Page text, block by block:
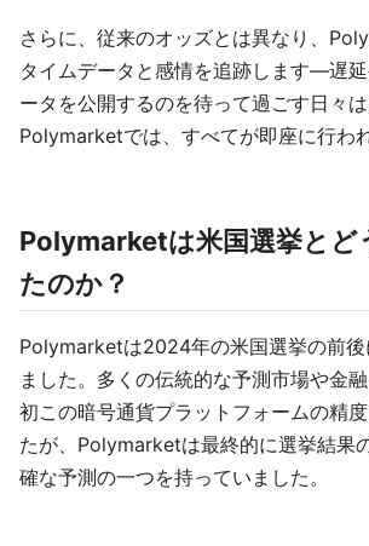
さらに、従来のオッズとは異なり、
タイムデータと感情を追跡します—遅
ータを公開するのを待って過ごす日々は
Polymarketでは、すべてが即座に行われ
Polymarketは米国選挙とど
たのか？
Polymarketは2024年の米国選挙の前
ました。多くの伝統的な予測市場や金
初この暗号通貨プラットフォームの精
たが、Polymarketは最終的に選挙結果
確な予測の一つを持っていました。